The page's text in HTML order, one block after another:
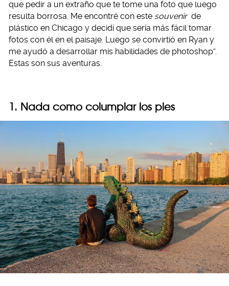
que pedir a un extraño que te tome una foto que luego
resulta borrosa. Me encontré con este souvenir de
plástico en Chicago y decidí que sería más fácil tomar
fotos con él en el paisaje. Luego se convirtió en Ryan y
me ayudó a desarrollar mis habilidades de photoshop”.
Estas son sus aventuras.
1. Nada como columpiar los pies